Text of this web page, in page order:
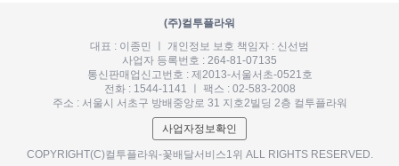
(주)컬투플라워
대표 : 이종민 ㅣ 개인정보 보호 책임자 : 신선범
사업자 등록번호 : 264-81-07135
통신판매업신고번호 : 제2013-서울서초-0521호
전화 : 1544-1141 ㅣ 팩스 : 02-583-2008
주소 : 서울시 서초구 방배중앙로 31 지호2빌딩 2층 컬투플라워
사업자정보확인
COPYRIGHT(C)컬투플라워-꽃배달서비스1위 ALL RIGHTS RESERVED.